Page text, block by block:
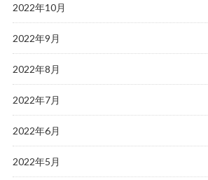
2022年10月
2022年9月
2022年8月
2022年7月
2022年6月
2022年5月